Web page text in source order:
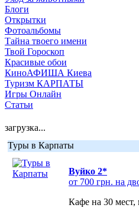
Блоги
Открытки
Фотоальбомы
Тайна твоего имени
Твой Гороскоп
Красивые обои
КиноАФИША Киева
Туризм КАРПАТЫ
Игры Онлайн
Статьи
загрузка...
Туры в Карпаты
Вуйко 2*
от 700 грн. на
Кафе на 30 мест,